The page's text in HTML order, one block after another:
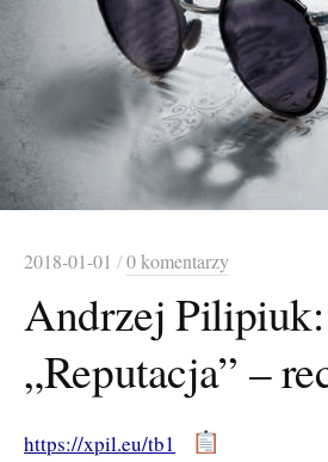
2018-01-01 /0 komentarzy
Andrzej Pilipiuk:
„Reputacja” –
https://xpil.eu/tb1